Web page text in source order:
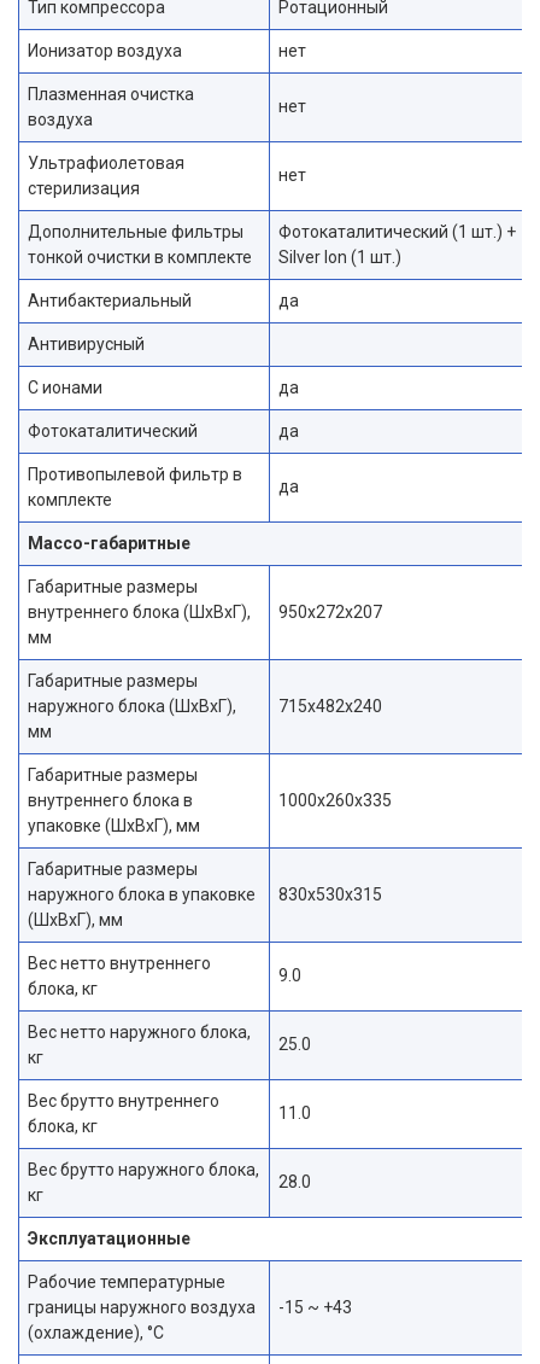
Тип компрессора Ротационный
Ионизатор воздуха нет
Плазменная очистка
воздуха
нет
Ультрафиолетовая
стерилизация
нет
Дополнительные фильтры
тонкой очистки в комплекте
Фотокаталитический (1 шт.) +
Silver Ion (1 шт.)
Антибактериальный да
Антивирусный
С ионами да
Фотокаталитический да
Противопылевой фильтр в
комплекте
да
Массо-габаритные
Габаритные размеры
внутреннего блока (ШxВxГ),
мм
950x272x207
Габаритные размеры
наружного блока (ШxВxГ),
мм
715x482x240
Габаритные размеры
внутреннего блока в
упаковке (ШxВxГ), мм
1000x260x335
Габаритные размеры
наружного блока в упаковке
(ШxВxГ), мм
830x530x315
Вес нетто внутреннего
блока, кг
9.0
Вес нетто наружного блока,
кг
25.0
Вес брутто внутреннего
блока, кг
11.0
Вес брутто наружного блока,
кг
28.0
Эксплуатационные
Рабочие температурные
границы наружного воздуха
(охлаждение), °C
-15 ~ +43